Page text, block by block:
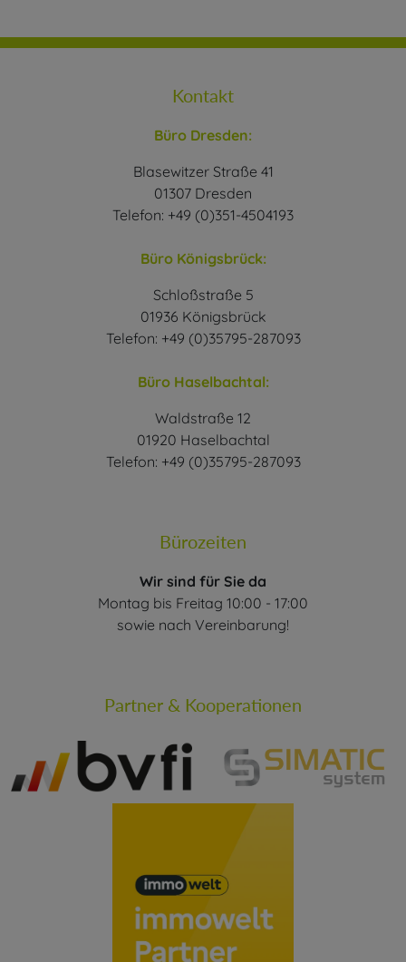
Kontakt
Büro Dresden:
Blasewitzer Straße 41
01307 Dresden
Telefon: +49 (0)351-4504193
Büro Königsbrück:
Schloßstraße 5
01936 Königsbrück
Telefon: +49 (0)35795-287093
Büro Haselbachtal:
Waldstraße 12
01920 Haselbachtal
Telefon: +49 (0)35795-287093
Bürozeiten
Wir sind für Sie da
Montag bis Freitag 10:00 - 17:00
sowie nach Vereinbarung!
Partner & Kooperationen